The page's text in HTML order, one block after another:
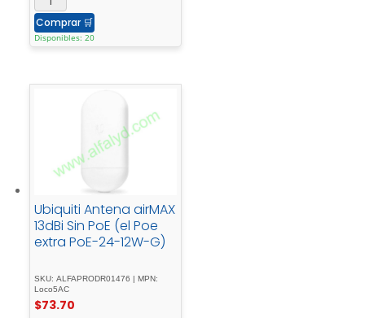
Comprar 🛒
Disponibles: 20
Ubiquiti Antena airMAX
13dBi Sin PoE (el Poe
extra PoE-24-12W-G)
SKU: ALFAPRODR01476 | MPN:
Loco5AC
$73.70